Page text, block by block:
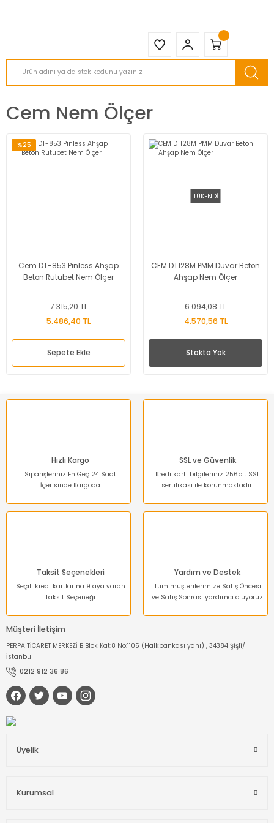
Cem Nem Ölçer
%25
Cem DT-853 Pinless Ahşap
Beton Rutubet Nem Ölçer
7.315,20 TL
5.486,40 TL
Sepete Ekle
TÜKENDİ
CEM DT128M PMM Duvar Beton
Ahşap Nem Ölçer
6.094,08 TL
4.570,56 TL
Stokta Yok
Hızlı Kargo
Siparişleriniz En Geç 24 Saat
İçerisinde Kargoda
SSL ve Güvenlik
Kredi kartı bilgileriniz 256bit SSL
sertifikası ile korunmaktadır.
Taksit Seçenekleri
Seçili kredi kartlarına 9 aya varan
Taksit Seçeneği
Yardım ve Destek
Tüm müşterilerimize Satış Öncesi
ve Satış Sonrası yardımcı oluyoruz
Müşteri İletişim
PERPA TİCARET MERKEZİ B Blok Kat:8 No:1105 (Halkbankası yanı) , 34384 Şişli/
İstanbul
0212 912 36 86
Üyelik
Kurumsal